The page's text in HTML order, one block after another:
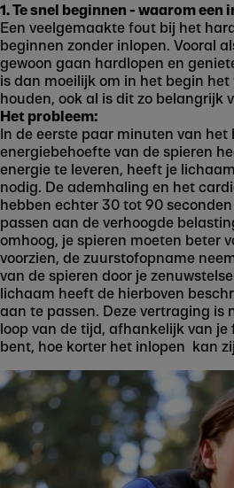
1. Te snel beginnen - waarom
Een veelgemaakte fout bij het
beginnen zonder inlopen. Vooral
gewoon gaan hardlopen en
is dan moeilijk om in het begin
houden, ook al is dit zo belangrijk
Het probleem:
In de eerste paar minuten van
energiebehoefte van de spieren
energie te leveren, heeft je
nodig. De ademhaling en het
hebben echter 30 tot 90
passen aan de verhoogde
omhoog, je spieren moeten beter
voorzien, de zuurstofopname
van de spieren door je
lichaam heeft de hierboven
aan te passen. Deze vertraging is
loop van de tijd, afhankelijk van je
bent, hoe korter het inlopen kan